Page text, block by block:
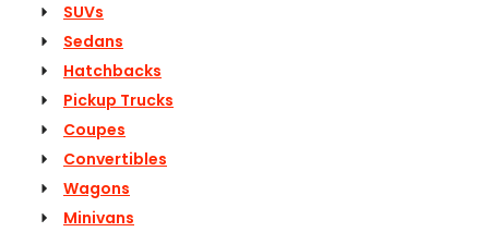
SUVs
Sedans
Hatchbacks
Pickup Trucks
Coupes
Convertibles
Wagons
Minivans